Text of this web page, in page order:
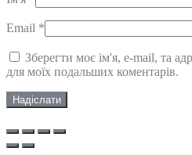
Email *
Зберегти моє ім'я, e-mail, та
для моїх подальших коментарів.